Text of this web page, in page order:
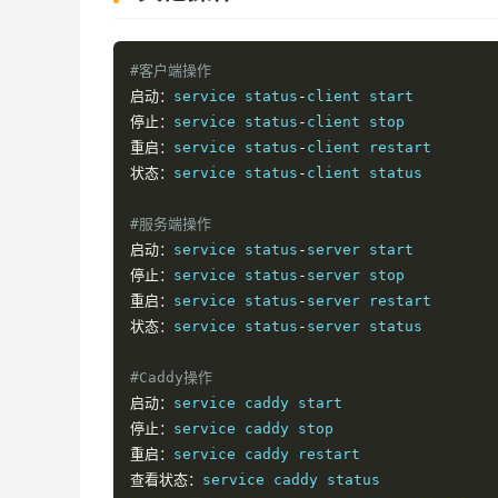
#客户端操作
启动： service status -
停止： service status -
重启： service status -
状态： service status - client status
#服务端操作
启动： service status -
停止： service status -
重启： service status -
状态： service status - server status
#Caddy操作
启动：
停止：
重启：
查看状态：